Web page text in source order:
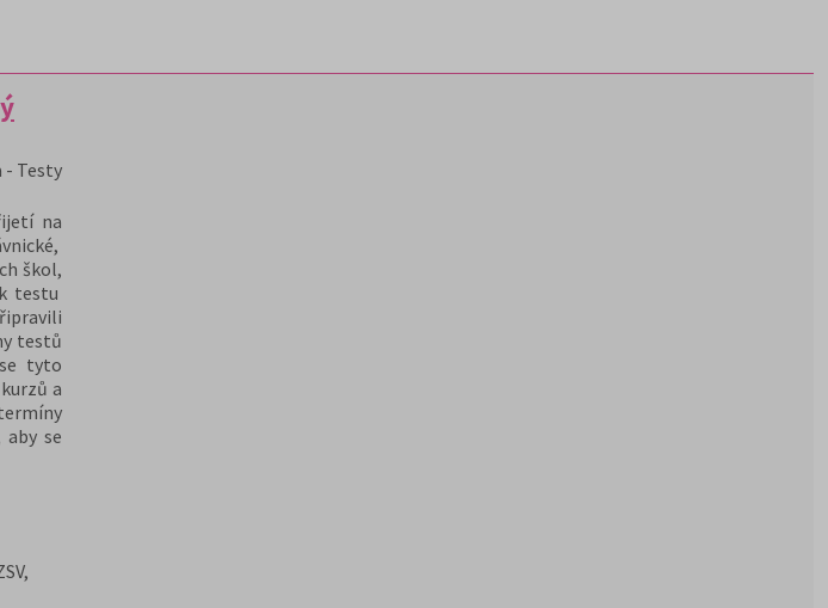
- Testy
na
škol,
testu
testů
tyto
a
aby se